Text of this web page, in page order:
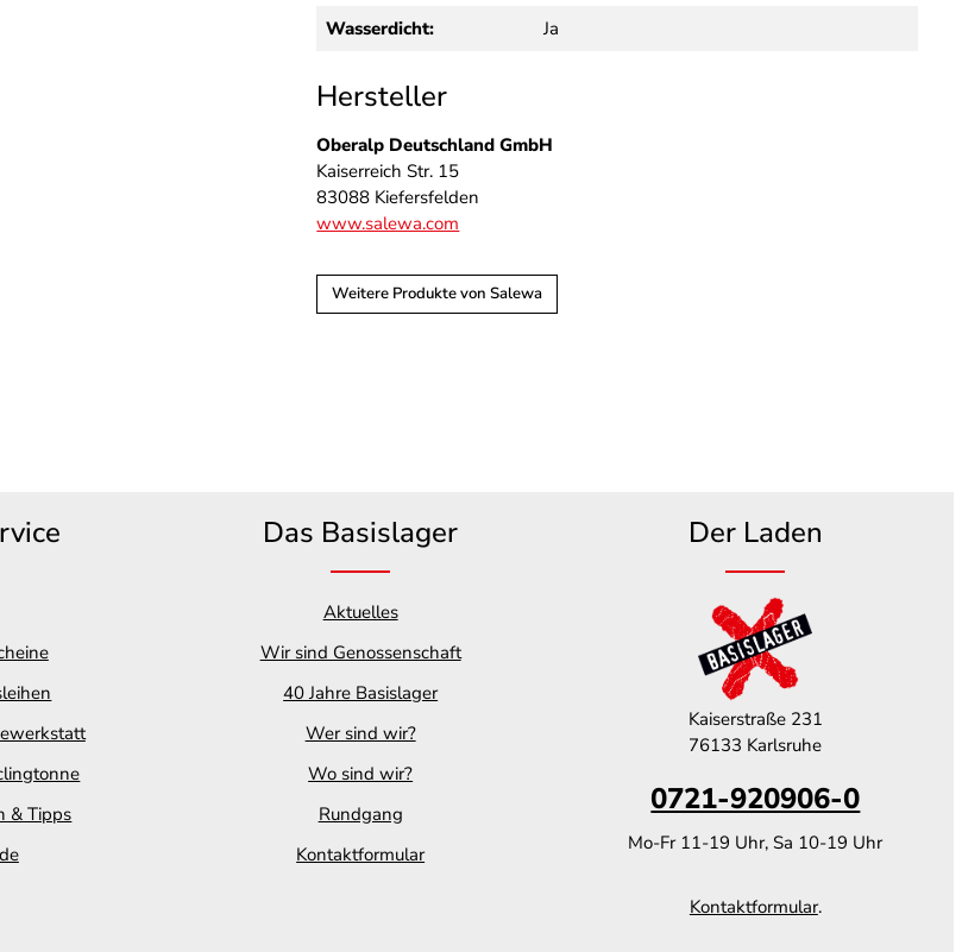
Wasserdicht:
Ja
Hersteller
Oberalp Deutschland GmbH
Kaiserreich Str. 15
83088 Kiefersfelden
www.salewa.com
Weitere Produkte von Salewa
& Tipps
Das Basislager
Aktuelles
Wir sind Genossenschaft
40 Jahre Basislager
Wer sind wir?
Wo sind wir?
Rundgang
Kontaktformular
Der Laden
Kaiserstraße 231
76133 Karlsruhe
0721-920906-0
Mo-Fr 11-19 Uhr, Sa 10-19 Uhr
Kontaktformular.